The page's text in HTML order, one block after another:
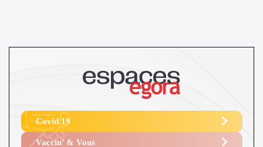
Covid 19
Vaccin’ & Vous